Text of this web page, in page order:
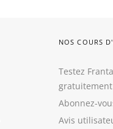
NOS COURS
Testez
gratuitement
Abonnez-
Avis